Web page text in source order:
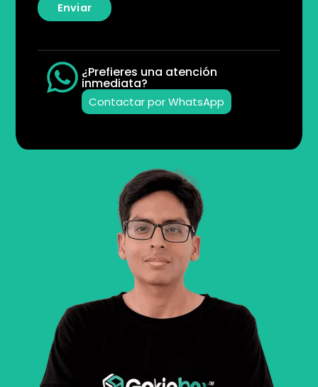
Enviar
¿Prefieres una atención
inmediata?
Contactar por WhatsApp